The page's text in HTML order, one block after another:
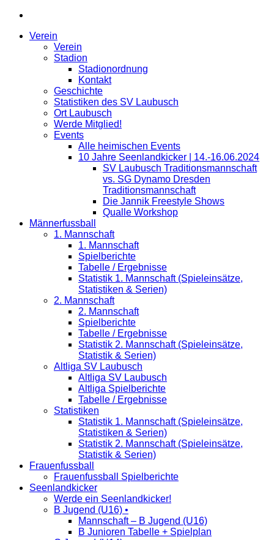
Verein
Verein
Stadion
Stadionordnung
Kontakt
Geschichte
Statistiken des SV Laubusch
Ort Laubusch
Werde Mitglied!
Events
Alle heimischen Events
10 Jahre Seenlandkicker | 14.-16.06.2024
SV Laubusch Traditionsmannschaft
vs. SG Dynamo Dresden
Traditionsmannschaft
Die Jannik Freestyle Shows
Qualle Workshop
Männerfussball
1. Mannschaft
1. Mannschaft
Spielberichte
Tabelle / Ergebnisse
Statistik 1. Mannschaft (Spieleinsätze,
Statistiken & Serien)
2. Mannschaft
2. Mannschaft
Spielberichte
Tabelle / Ergebnisse
Statistik 2. Mannschaft (Spieleinsätze,
Statistik & Serien)
Altliga SV Laubusch
Altliga SV Laubusch
Altliga Spielberichte
Tabelle / Ergebnisse
Statistiken
Statistik 1. Mannschaft (Spieleinsätze,
Statistiken & Serien)
Statistik 2. Mannschaft (Spieleinsätze,
Statistik & Serien)
Frauenfussball
Frauenfussball Spielberichte
Seenlandkicker
Werde ein Seenlandkicker!
B Jugend (U16) •
Mannschaft – B Jugend (U16)
B Junioren Tabelle + Spielplan